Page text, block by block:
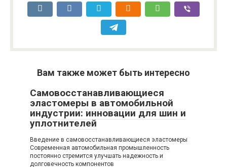
Вам также может быть интересно
Самовосстанавливающиеся
эластомеры в автомобильной
индустрии: инновации для шин и
уплотнителей
Введение в самовосстанавливающиеся эластомеры
Современная автомобильная промышленность
постоянно стремится улучшать надежность и
долговечность компонентов